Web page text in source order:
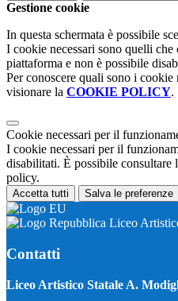
Gestione cookie
In questa schermata è possibile
I cookie necessari sono quelli
piattaforma e non è possibile
Per conoscere quali sono i
visionare la COOKIE POLICY.
Cookie necessari per il
I cookie necessari per il
disabilitati. È possibile consultare
policy.
Accetta tutti Salva le preferenze
Liceo
Contatti
Liceo Artistico Statale A.